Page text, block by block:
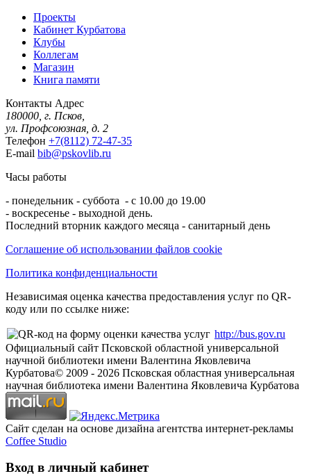
Проекты
Кабинет Курбатова
Клубы
Коллегам
Магазин
Книга памяти
Контакты Адрес
180000, г. Псков,
ул. Профсоюзная, д. 2
Телефон +7(8112) 72-47-35
E-mail bib@pskovlib.ru
Часы работы
- понедельник - суббота - с 10.00 до 19.00
- воскресенье - выходной день.
Последний вторник каждого месяца - санитарный день
Соглашение об использовании файлов cookie
Политика конфиденциальности
Независимая оценка качества предоставления услуг по QR-
коду или по ссылке ниже:
http://bus.gov.ru
Официальный сайт Псковской областной универсальной
научной библиотеки имени Валентина Яковлевича
Курбатова© 2009 - 2026 Псковская областная универсальная
научная библиотека имени Валентина Яковлевича Курбатова
Сайт сделан на основе дизайна агентства интернет-рекламы
Coffee Studio
Вход в личный кабинет